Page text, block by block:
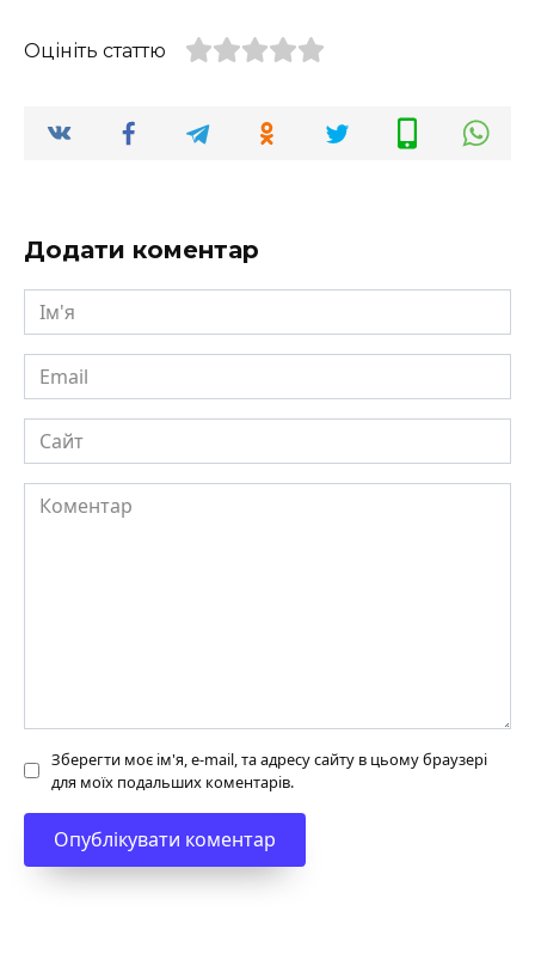
Оцініть статтю
Додати коментар
Ім'я
Email
Сайт
Коментар
Зберегти моє ім'я, e-mail, та адресу сайту в цьому браузері
для моїх подальших коментарів.